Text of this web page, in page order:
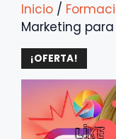
Inicio /
Marketing
¡OFERTA!